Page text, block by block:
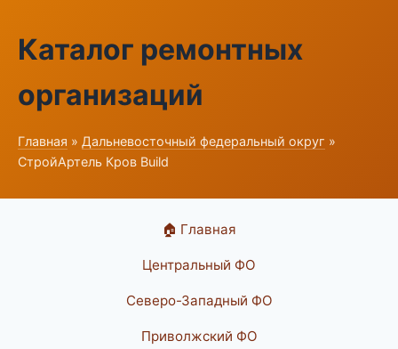
Каталог ремонтных
организаций
Главная » Дальневосточный федеральный округ »
СтройАртель Кров Build
🏠 Главная
Центральный ФО
Северо-Западный ФО
Приволжский ФО